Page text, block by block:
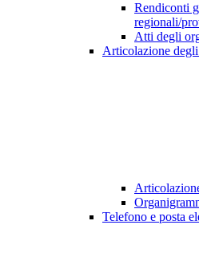
Rendiconti
regionali/
Atti degli
Articolazione
Telefono e posta